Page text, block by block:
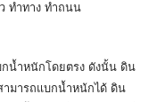
ทำทาง ทำถนน
น้ำหนักโดยตรง ดังนั้น ดิน
ามารถแบกน้ำหน้กได้ ดิน